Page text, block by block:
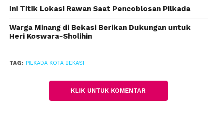
berkat kerja keras semua pihak, mulai dari partai
politik yang berkoalisi diantaranya Partai Golkar,
Demokrat, PAN, PPP, Hanura, dan PKB berikut juga
relawannya. Tentunya, masyarakat masih menaruh
kerja kami,” kata dia.
Ini Titik Lokasi Rawan Saat Pencoblosan Pilkada
Warga Minang di Bekasi Berikan Dukungan untuk
Heri Koswara-Sholihin
TAG: PILKADA KOTA BEKASI
KLIK UNTUK KOMENTAR